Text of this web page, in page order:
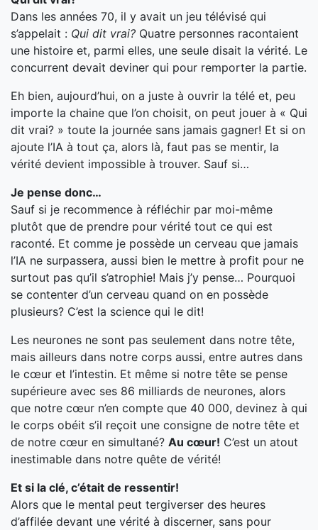
Dans les années 70, il y avait un jeu télévisé qui
s’appelait : Qui dit vrai? Quatre personnes racontaient
une histoire et, parmi elles, une seule disait la vérité. Le
concurrent devait deviner qui pour remporter la partie.
Eh bien, aujourd’hui, on a juste à ouvrir la télé et, peu
importe la chaine que l’on choisit, on peut jouer à « Qui
dit vrai? » toute la journée sans jamais gagner! Et si on
ajoute l’IA à tout ça, alors là, faut pas se mentir, la
vérité devient impossible à trouver. Sauf si…
Je pense donc…
Sauf si je recommence à réfléchir par moi-même
plutôt que de prendre pour vérité tout ce qui est
raconté. Et comme je possède un cerveau que jamais
l’IA ne surpassera, aussi bien le mettre à profit pour ne
surtout pas qu’il s’atrophie! Mais j’y pense… Pourquoi
se contenter d’un cerveau quand on en possède
plusieurs? C’est la science qui le dit!
Les neurones ne sont pas seulement dans notre tête,
mais ailleurs dans notre corps aussi, entre autres dans
le cœur et l’intestin. Et même si notre tête se pense
supérieure avec ses 86 milliards de neurones, alors
que notre cœur n’en compte que 40 000, devinez à qui
le corps obéit s’il reçoit une consigne de notre tête et
de notre cœur en simultané? Au cœur! C’est un atout
inestimable dans notre quête de vérité!
Et si la clé, c’était de ressentir!
Alors que le mental peut tergiverser des heures
d’affilée devant une vérité à discerner, sans pour